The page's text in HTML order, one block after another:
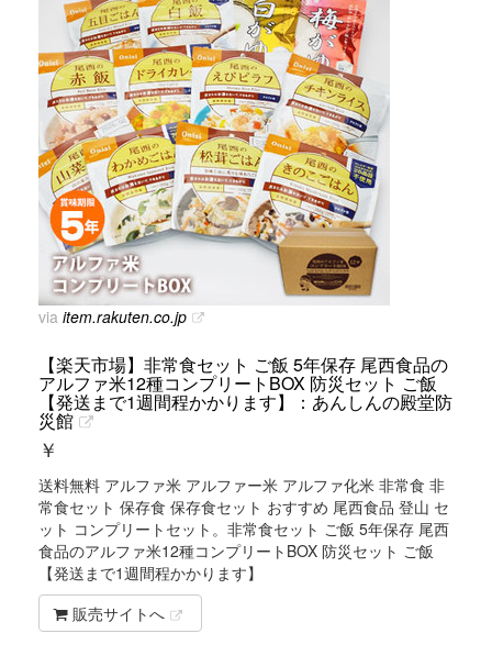
via item.rakuten.co.jp
【楽天市場】非常食セット ご飯 5年保存 尾西食品の
アルファ米12種コンプリートBOX 防災セット ご飯
【発送まで1週間程かかります】：あんしんの殿堂防
災館
￥
送料無料 アルファ米 アルファー米 アルファ化米 非常食 非
常食セット 保存食 保存食セット おすすめ 尾西食品 登山 セ
ット コンプリートセット。非常食セット ご飯 5年保存 尾西
食品のアルファ米12種コンプリートBOX 防災セット ご飯
【発送まで1週間程かかります】
販売サイトへ